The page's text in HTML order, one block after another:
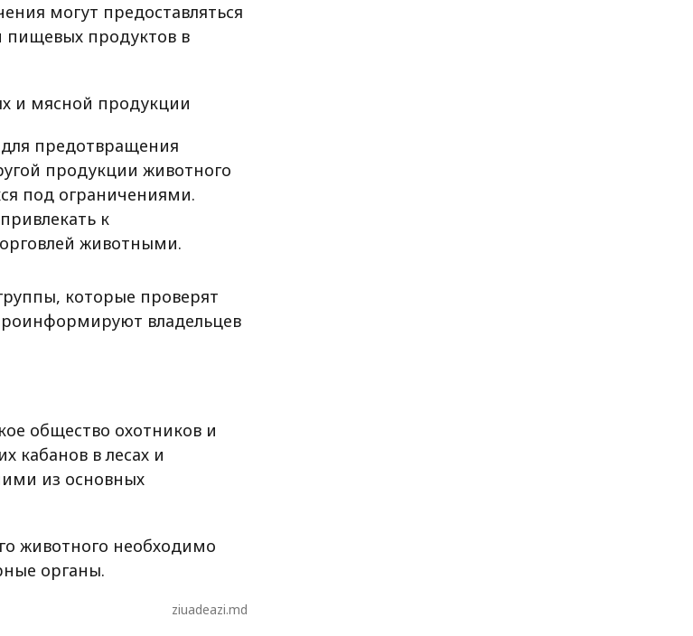
могут предоставляться
пищевых продуктов в
и мясной продукции
предотвращения
продукции животного
под ограничениями.
к
животными.
которые проверят
владельцев
общество охотников и
кабанов в лесах и
из основных
животного необходимо
органы.
ziuadeazi.md